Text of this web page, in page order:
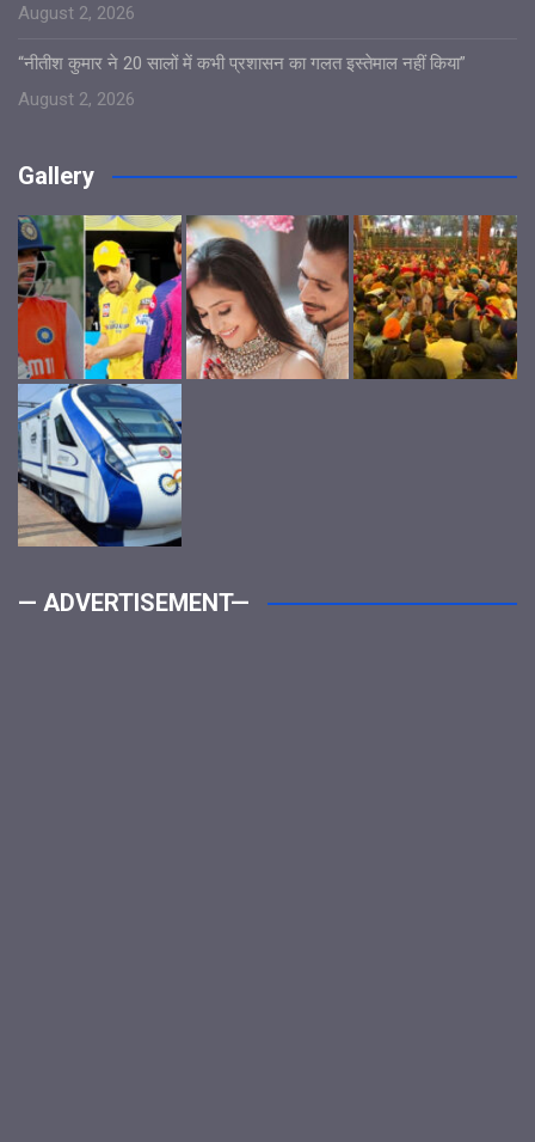
August 2, 2026
“नीतीश कुमार ने 20 सालों में कभी प्रशासन का गलत इस्तेमाल नहीं किया”
August 2, 2026
Gallery
— ADVERTISEMENT—